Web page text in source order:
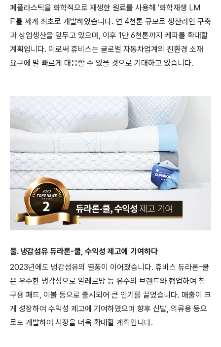
폐플라스틱을 화학적으로 재생한 원료를 사용해 '화학재생 LM
F'를 세계 최초로 개발하였습니다. 연 4천톤 규모로 생산라인 구축
과 상업생산을 앞두고 있으며, 이후 1만 6천톤까지 케파를 확대할
계획입니다. 이로써 휴비스는 글로벌 자동차업계의 친환경 소재
요구에 발 빠르게 대응할 수 있을 것으로 기대하고 있습니다.
둘. 냉감섬유 듀라론-쿨, 수익성 제고에 기여하다
2023년에도 냉감섬유의 열풍이 이어졌습니다. 휴비스 듀라론-쿨
은 우수한 냉감성으로 알레르망 등 유수의 브랜드와 협업하여 침
구용 패드, 이불 등으로 출시되어 큰 인기를 끌었습니다. 매출이 크
게 성장하여 수익성 제고에 기여하였으며 향후 신발, 의류용 등으
로도 개발하여 시장을 더욱 확대할 계획입니다.